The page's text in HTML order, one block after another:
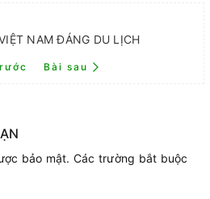
NAM ĐÁNG DU LỊCH
Bài sau
bảo mật. Các trường bắt buộc